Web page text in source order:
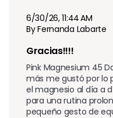
6/30/26, 11:44 AM
By Fernanda Labarte
Gracias!!!!
Pink Magnesium 45
más me gustó por lo
el magnesio al día a
para una rutina
pequeño gesto de